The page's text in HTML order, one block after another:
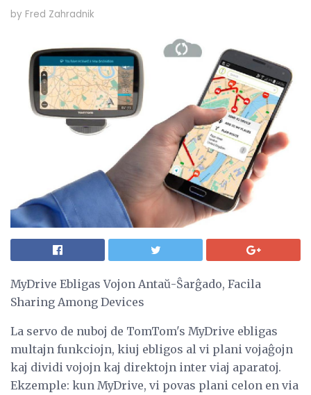
by Fred Zahradnik
MyDrive Ebligas Vojon Antaŭ-Ŝarĝado, Facila
Sharing Among Devices
La servo de nuboj de TomTom's MyDrive ebligas
multajn funkciojn, kiuj ebligos al vi plani vojaĝojn
kaj dividi vojojn kaj direktojn inter viaj aparatoj.
Ekzemple: kun MyDrive, vi povas plani celon en via